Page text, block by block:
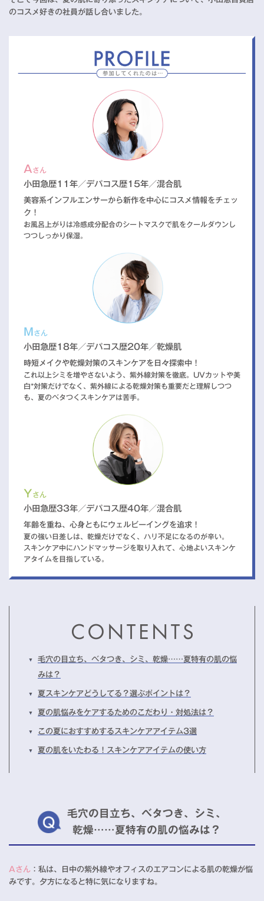
のコスメ好きの社員が話し合いました。
Aさん
小田急歴11年／デパコス歴15年／混合肌
美容系インフルエンサーから新作を中心にコスメ情報をチェッ
ク！
お風呂上がりは冷感成分配合のシートマスクで肌をクールダウンし
つつしっかり保湿。
M さん
小田急歴18年／デパコス歴20年／乾燥肌
時短メイクや乾燥対策のスキンケアを日々探索中！
これ以上シミを増やさないよう、紫外線対策を徹底。UVカットや美
白*対策だけでなく、紫外線による乾燥対策も重要だと理解しつつ
も、夏のベタつくスキンケアは苦手。
Yさん
小田急歴33年／デパコス歴40年／混合肌
年齢を重ね、心身ともにウェルビーイングを追求！
夏の強い日差しは、乾燥だけでなく、ハリ不足になるのが辛い。
スキンケア中にハンドマッサージを取り入れて、心地よいスキンケ
アタイムを目指している。
毛穴の目立ち、ベタつき、シミ、乾燥……夏特有の肌の悩
みは？
夏スキンケアどうしてる？選ぶポイントは？
夏の肌悩みをケアするためのこだわり・対処法は？
この夏におすすめするスキンケアアイテム3選
夏の肌をいたわる！スキンケアアイテムの使い方
毛穴の目立ち、ベタつき、シミ、
乾燥……夏特有の肌の悩みは？
Aさん ：私は、日中の紫外線やオフィスのエアコンによる肌の乾燥が悩
みです。夕方になると特に気になりますね。